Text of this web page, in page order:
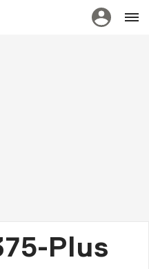
Plus